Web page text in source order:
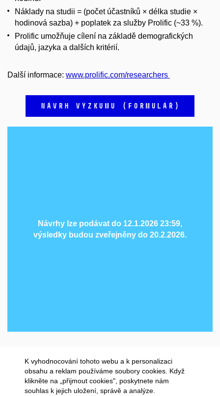
Náklady na studii = (počet účastníků × délka studie ×
hodinová sazba) + poplatek za služby Prolific (~33 %).
Prolific umožňuje cílení na základě demografických
údajů, jazyka a dalších kritérií.
Další informace: www.prolific.com/researchers
NÁVRH VÝZKUMU (FORMULÁŘ)
Návrhy lze podávat do 12.1.2026 23:59,
výsledky budou zveřejněny do 20.2.2026.
Návrhy lze podávat do 12.1.2026 23:59,
výsledky budou zveřejněny do 20.2.2026.
K vyhodnocování tohoto webu a k personalizaci
obsahu a reklam používáme soubory cookies. Když
klikněte na „přijmout cookies", poskytnete nám
souhlas k jejich uložení, správě a analýze.